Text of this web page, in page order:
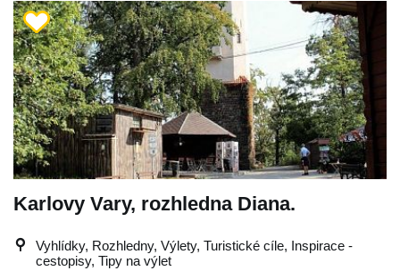
Karlovy Vary, rozhledna Diana.
Vyhlídky, Rozhledny, Výlety, Turistické cíle, Inspirace -
cestopisy, Tipy na výlet